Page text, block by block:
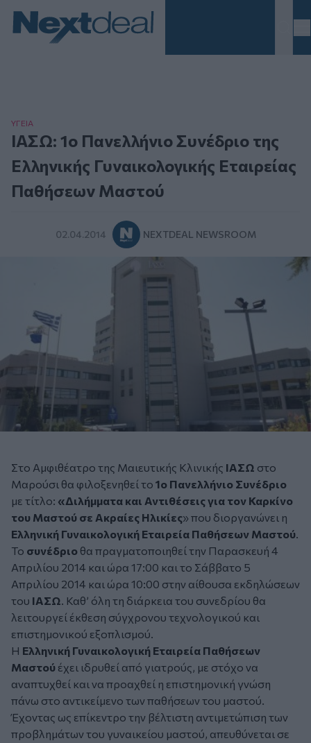
ΥΓΕΙΑ
ΙΑΣΩ: 1ο Πανελλήνιο Συνέδριο της
Ελληνικής Γυναικολογικής Εταιρείας
Παθήσεων Μαστού
02.04.2014 NEXTDEAL NEWSROOM
Στο Αμφιθέατρο της Μαιευτικής Κλινικής ΙΑΣΩ στο
Μαρούσι θα φιλοξενηθεί το 1ο Πανελλήνιο Συνέδριο
με τίτλο: «Διλήμματα και Αντιθέσεις για τον Καρκίνο
του Μαστού σε Ακραίες Ηλικίες» που διοργανώνει η
Ελληνική Γυναικολογική Εταιρεία Παθήσεων Μαστού.
Το συνέδριο θα πραγματοποιηθεί την Παρασκευή 4
Απριλίου 2014 και ώρα 17:00 και το Σάββατο 5
Απριλίου 2014 και ώρα 10:00 στην αίθουσα εκδηλώσεων
του ΙΑΣΩ. Καθ’ όλη τη διάρκεια του συνεδρίου θα
λειτουργεί έκθεση σύγχρονου τεχνολογικού και
επιστημονικού εξοπλισμού.
Η Ελληνική Γυναικολογική Εταιρεία Παθήσεων
Μαστού έχει ιδρυθεί από γιατρούς, με στόχο να
αναπτυχθεί και να προαχθεί η επιστημονική γνώση
πάνω στο αντικείμενο των παθήσεων του μαστού.
Έχοντας ως επίκεντρο την βέλτιστη αντιμετώπιση των
προβλημάτων του γυναικείου μαστού, απευθύνεται σε